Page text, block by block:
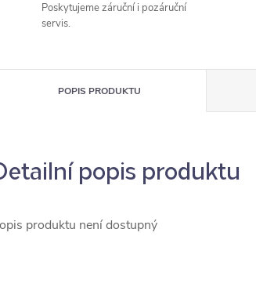
Poskytujeme záruční i pozáruční
servis.
POPIS PRODUKTU
popis produktu
produktu není dostupný